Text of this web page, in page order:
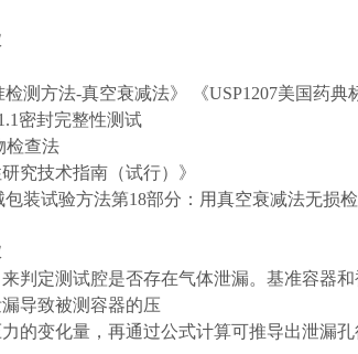
测方法-真空衰减法》 《USP1207美国药典
密封完整性测试
检查法
究技术指南（试行）》
包装试验方法第18部分：用真空衰减法无损
判定测试腔是否存在气体泄漏。基准容器
导致被测容器的压
的变化量，再通过公式计算可推导出泄漏孔